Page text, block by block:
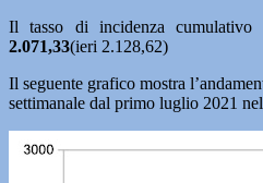
Il tasso di incidenza
2.071,33(ieri 2.128,62)
Il seguente grafico mostra
settimanale dal primo luglio 2021